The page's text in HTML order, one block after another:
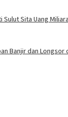
Sita Uang
Banjir dan Longsor